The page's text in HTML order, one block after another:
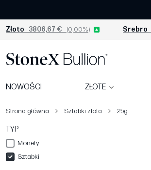
Złoto 3806,67 € (0,00%) Srebro
NOWOŚCI ZŁOTE
Strona główna Sztabki złota 25g
TYP
Monety
Sztabki